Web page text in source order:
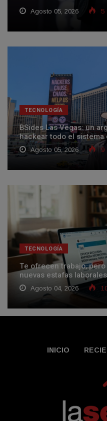
Agosto 05, 2026 5
TECNOLOGÍA
BSides Las Vegas: un
hackear todo el
Agosto 05, 2026 9
TECNOLOGÍA
Te ofrecen trabajo,
nuevas estafas
Agosto 04, 2026
INICIO